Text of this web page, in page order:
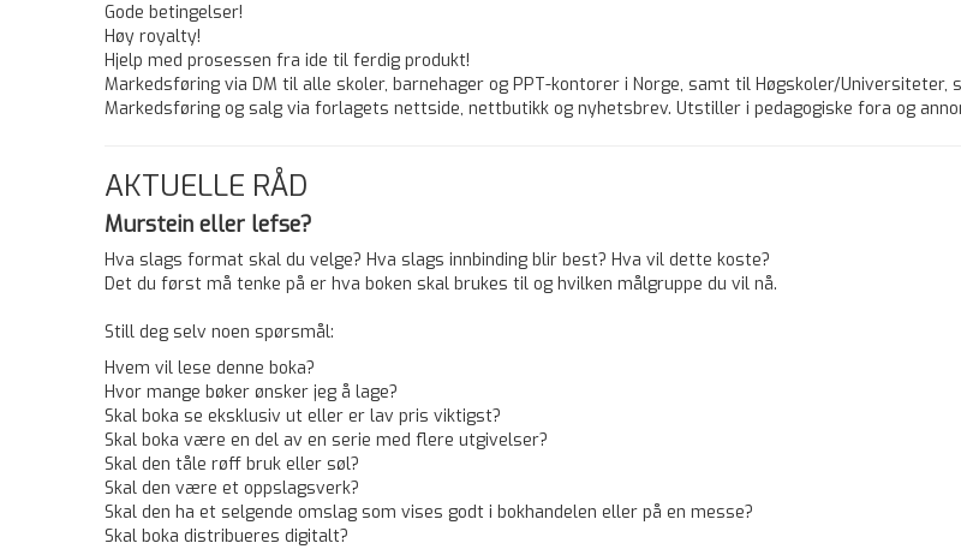
Gode betingelser!
Høy royalty!
Hjelp med prosessen fra ide til ferdig produkt!
Markedsføring via DM til alle skoler, barnehager og PPT-kontorer i Norge, samt til Høgskoler/Universiteter,
Markedsføring og salg via forlagets nettside, nettbutikk og nyhetsbrev. Utstiller i pedagogiske fora og
AKTUELLE RÅD
Murstein eller lefse?
Hva slags format skal du velge? Hva slags innbinding blir best? Hva vil dette koste?
Det du først må tenke på er hva boken skal brukes til og hvilken målgruppe du vil nå.
Still deg selv noen spørsmål:
Hvem vil lese denne boka?
Hvor mange bøker ønsker jeg å lage?
Skal boka se eksklusiv ut eller er lav pris viktigst?
Skal boka være en del av en serie med flere ­utgivelser?
Skal den tåle røff bruk eller søl?
Skal den være et oppslagsverk?
Skal den ha et selgende omslag som vises godt i ­bokhandelen eller på en messe?
Skal boka distribueres digitalt?